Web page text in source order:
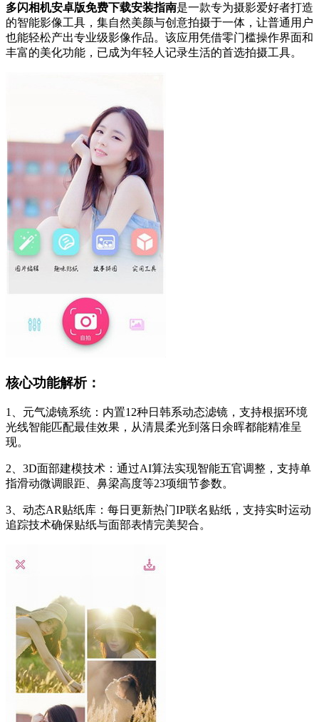
多闪相机安卓版免费下载安装指南是一款专为摄影爱好者打造
的智能影像工具，集自然美颜与创意拍摄于一体，让普通用户
也能轻松产出专业级影像作品。该应用凭借零门槛操作界面和
丰富的美化功能，已成为年轻人记录生活的首选拍摄工具。
核心功能解析：
1、元气滤镜系统：内置12种日韩系动态滤镜，支持根据环境
光线智能匹配最佳效果，从清晨柔光到落日余晖都能精准呈
现。
2、3D面部建模技术：通过AI算法实现智能五官调整，支持单
指滑动微调眼距、鼻梁高度等23项细节参数。
3、动态AR贴纸库：每日更新热门IP联名贴纸，支持实时运动
追踪技术确保贴纸与面部表情完美契合。